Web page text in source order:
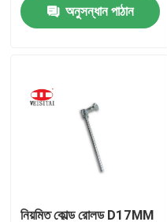
যোগাযোগ করুন
ইস্পাত ভারা পার্টস
ফ্রেম ভারা পার্টস
অনুসন্ধান পাঠান
নিয়মিত কোল্ড রোলড D17MM